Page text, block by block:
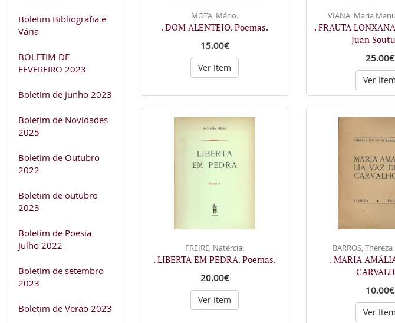
Boletim Bibliografia e
Vária
BOLETIM DE
FEVEREIRO 2023
Boletim de Junho 2023
Boletim de Novidades
2025
Boletim de Outubro
2022
Boletim de outubro
2023
Boletim de Poesia
Julho 2022
Boletim de setembro
2023
Boletim de Verão 2023
MOTA, Mário.
. DOM ALENTEJO. Poemas.
15.00€
Ver Item
VIANA, Maria
. FRAUTA
Juan
25.00€
Ver Item
FREIRE, Natércia.
. LIBERTA EM PEDRA. Poemas.
20.00€
Ver Item
BARROS,
. MARIA
10.00€
Ver Item